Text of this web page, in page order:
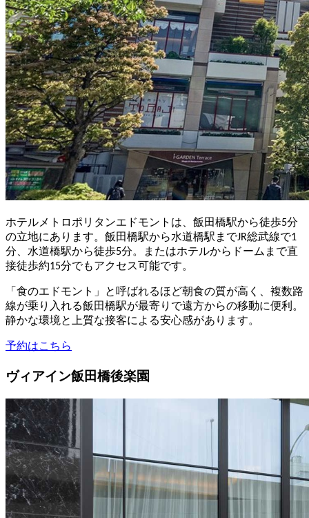
ホテルメトロポリタンエドモントは、飯田橋駅から徒歩5分
の立地にあります。飯田橋駅から水道橋駅までJR総武線で1
分、水道橋駅から徒歩5分。またはホテルからドームまで直
接徒歩約15分でもアクセス可能です。
「食のエドモント」と呼ばれるほど朝食の質が高く、複数路
線が乗り入れる飯田橋駅が最寄りで遠方からの移動に便利。
静かな環境と上質な接客による安心感があります。
予約はこちら
ヴィアイン飯田橋後楽園